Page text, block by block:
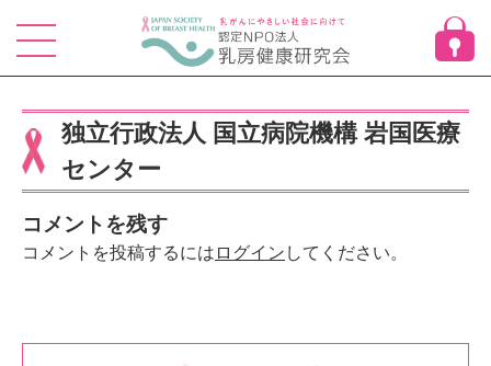
独立行政法人 国立病院機構 岩国医療
センター
コメントを残す
コメントを投稿するには ログイン してください。